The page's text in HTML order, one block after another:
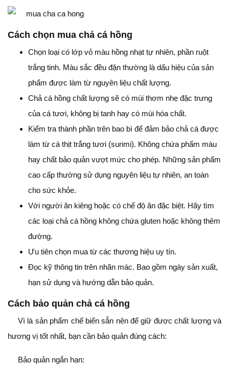
Cách chọn mua chả cá hồng
Chọn loại có lớp vỏ màu hồng nhạt tự nhiên, phần ruột
trắng tinh. Màu sắc đều đặn thường là dấu hiệu của sản
phẩm được làm từ nguyên liệu chất lượng.
Chả cá hồng chất lượng sẽ có mùi thơm nhẹ đặc trưng
của cá tươi, không bị tanh hay có mùi hóa chất.
Kiểm tra thành phần trên bao bì để đảm bảo chả cá được
làm từ cá thịt trắng tươi (surimi). Không chứa phẩm màu
hay chất bảo quản vượt mức cho phép. Những sản phẩm
cao cấp thường sử dụng nguyên liệu tự nhiên, an toàn
cho sức khỏe.
Với người ăn kiêng hoặc có chế độ ăn đặc biệt. Hãy tìm
các loại chả cá hồng không chứa gluten hoặc không thêm
đường.
Ưu tiên chọn mua từ các thương hiệu uy tín.
Đọc kỹ thông tin trên nhãn mác. Bao gồm ngày sản xuất,
hạn sử dụng và hướng dẫn bảo quản.
Cách bảo quản chả cá hồng
Vì là sản phẩm chế biến sẵn nên để giữ được chất lượng và
hương vị tốt nhất, bạn cần bảo quản đúng cách:
Bảo quản ngắn hạn: